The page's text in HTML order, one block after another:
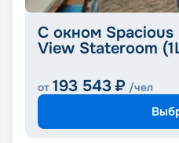
С окном Spacious
View Stateroom
от 193 543 ₽ /чел